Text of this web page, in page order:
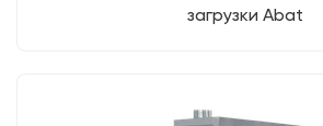
загрузки Abat